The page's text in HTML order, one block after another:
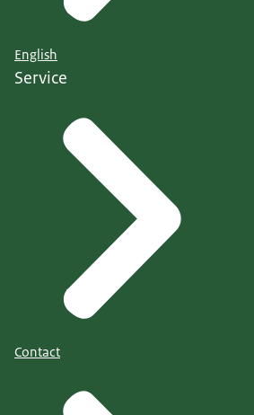
English
Service
Contact